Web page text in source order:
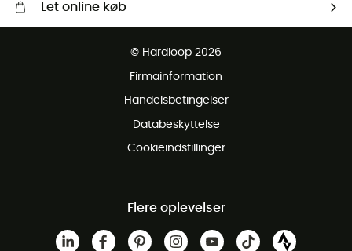
Let online køb
Gratis retur inden for 100 dage
© Hardloop 2026
Firmainformation
Handelsbetingelser
Databeskyttelse
Cookieindstillinger
Flere oplevelser